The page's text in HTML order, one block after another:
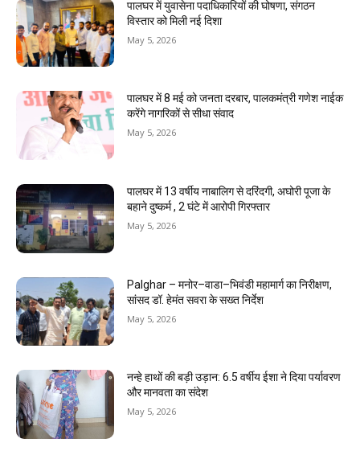
पालघर में युवासेना पदाधिकारियों की घोषणा, संगठन
विस्तार को मिली नई दिशा
May 5, 2026
पालघर में 8 मई को जनता दरबार, पालकमंत्री गणेश नाईक
करेंगे नागरिकों से सीधा संवाद
May 5, 2026
पालघर में 13 वर्षीय नाबालिग से दरिंदगी, अघोरी पूजा के
बहाने दुष्कर्म , 2 घंटे में आरोपी गिरफ्तार
May 5, 2026
Palghar – मनोर–वाडा–भिवंडी महामार्ग का निरीक्षण,
सांसद डॉ. हेमंत सवरा के सख्त निर्देश
May 5, 2026
नन्हे हाथों की बड़ी उड़ान: 6.5 वर्षीय ईशा ने दिया पर्यावरण
और मानवता का संदेश
May 5, 2026